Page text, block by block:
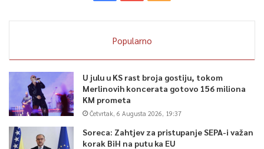
Popularno
U julu u KS rast broja gostiju, tokom
Merlinovih koncerata gotovo 156 miliona
KM prometa
Četvrtak, 6 Augusta 2026, 19:37
Soreca: Zahtjev za pristupanje SEPA-i važan
korak BiH na putu ka EU